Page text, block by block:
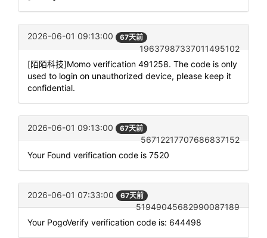
2026-06-01 09:13:00 67天前
19637987337011495102
[陌陌科技]Momo verification 491258. The code is only
used to login on unauthorized device, please keep it
confidential.
2026-06-01 09:13:00 67天前
56712217707686837152
Your Found verification code is 7520
2026-06-01 07:33:00 67天前
51949045682990087189
Your PogoVerify verification code is: 644498